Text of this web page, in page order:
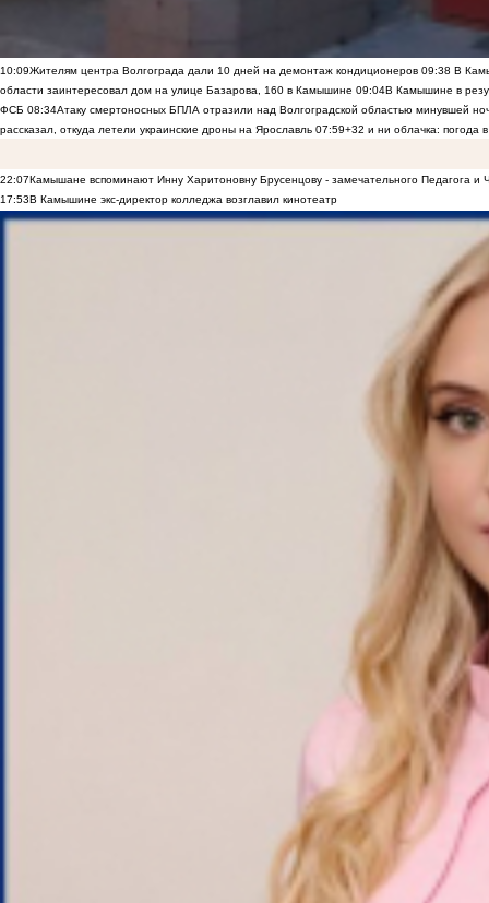
10:09Жителям центра Волгограда дали 10 дней на демонтаж кондиционеров 09:38 В
области заинтересовал дом на улице Базарова, 160 в Камышине 09:04В Камышине в
ФСБ 08:34Атаку смертоносных БПЛА отразили над Волгоградской областью минувшей
рассказал, откуда летели украинские дроны на Ярославль 07:59+32 и ни облачка: погода
22:07Камышане вспоминают Инну Харитоновну Брусенцову - замечательного Педагога и
17:53В Камышине экс-директор колледжа возглавил кинотеатр